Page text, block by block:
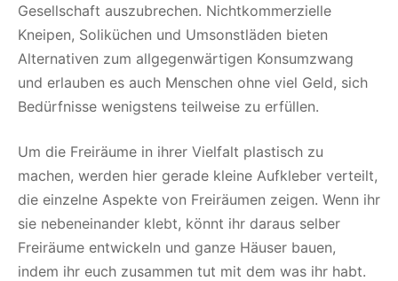
Gesellschaft auszubrechen. Nichtkommerzielle
Kneipen, Soliküchen und Umsonstläden bieten
Alternativen zum allgegenwärtigen Konsumzwang
und erlauben es auch Menschen ohne viel Geld, sich
Bedürfnisse wenigstens teilweise zu erfüllen.
Um die Freiräume in ihrer Vielfalt plastisch zu
machen, werden hier gerade kleine Aufkleber verteilt,
die einzelne Aspekte von Freiräumen zeigen. Wenn ihr
sie nebeneinander klebt, könnt ihr daraus selber
Freiräume entwickeln und ganze Häuser bauen,
indem ihr euch zusammen tut mit dem was ihr habt.